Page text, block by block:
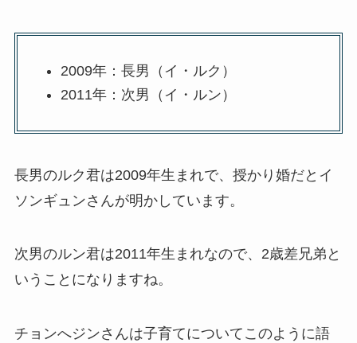
2009年：長男（イ・ルク）
2011年：次男（イ・ルン）
長男のルク君は2009年生まれで、授かり婚だとイ
ソンギュンさんが明かしています。
次男のルン君は2011年生まれなので、2歳差兄弟と
いうことになりますね。
チョンへジンさんは子育てについてこのように語